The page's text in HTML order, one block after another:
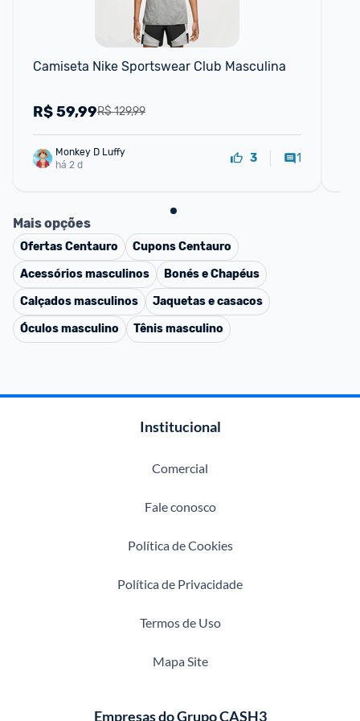
Camiseta Nike Sportswear Club Masculina
R$ 129,99
R$59,99
Monkey D Luffy
há 2 d
3 1
Mais opções
OfertasCentauro CuponsCentauro
Acessórios masculinos
Bonés e Chapéus
Calçados masculinos
Jaquetas e casacos
Óculos masculino
Tênis masculino
Institucional
Comercial
Fale conosco
Política de Cookies
Política de Privacidade
Termos de Uso
Mapa Site
Empresas do Grupo CASH3